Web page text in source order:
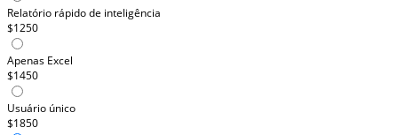
Relatório rápido de inteligência
$1250
Apenas Excel
$1450
Usuário único
$1850